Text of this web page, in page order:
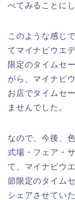
べてみることに
このような感じ
てマイナビウエ
限定のタイムセ
がら、マイナビ
お店でタイムセ
ませんでした。
なので、今後、
式場・フェア・
て、マイナビウ
節限定のタイム
シェアさせてい